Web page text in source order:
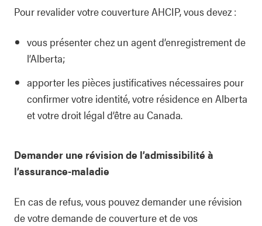
Pour revalider votre couverture AHCIP, vous devez :
vous présenter chez un agent d’enregistrement de
l’Alberta;
apporter les pièces justificatives nécessaires pour
confirmer votre identité, votre résidence en Alberta
et votre droit légal d’être au Canada.
Demander une révision de l’admissibilité à
l’assurance-maladie
En cas de refus, vous pouvez demander une révision
de votre demande de couverture et de vos